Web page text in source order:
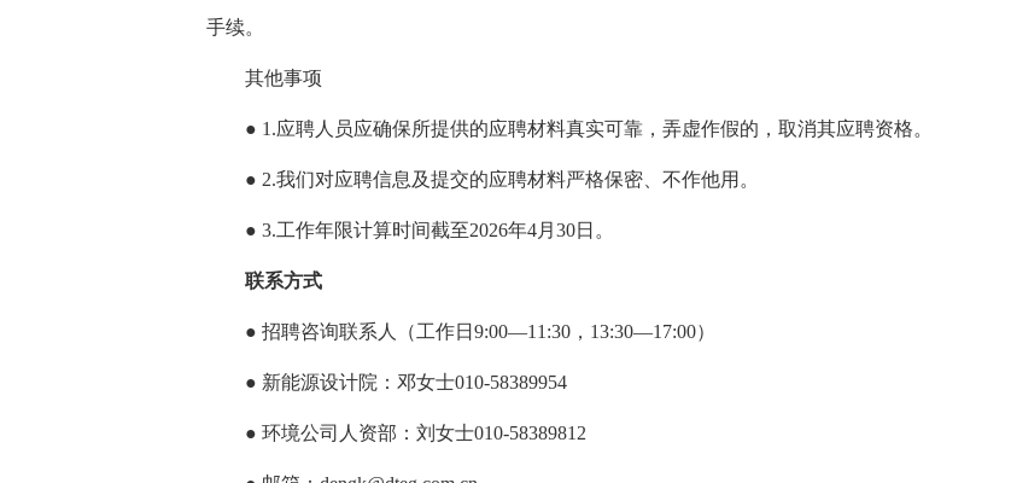
手续。
其他事项
● 1.应聘人员应确保所提供的应聘材料真实可靠，弄虚作假的，取消其应聘资格。
● 2.我们对应聘信息及提交的应聘材料严格保密、不作他用。
● 3.工作年限计算时间截至2026年4月30日。
联系方式
● 招聘咨询联系人（工作日9:00—11:30，13:30—17:00）
● 新能源设计院：邓女士010-58389954
● 环境公司人资部：刘女士010-58389812